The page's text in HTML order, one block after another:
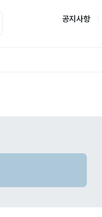
공지사항